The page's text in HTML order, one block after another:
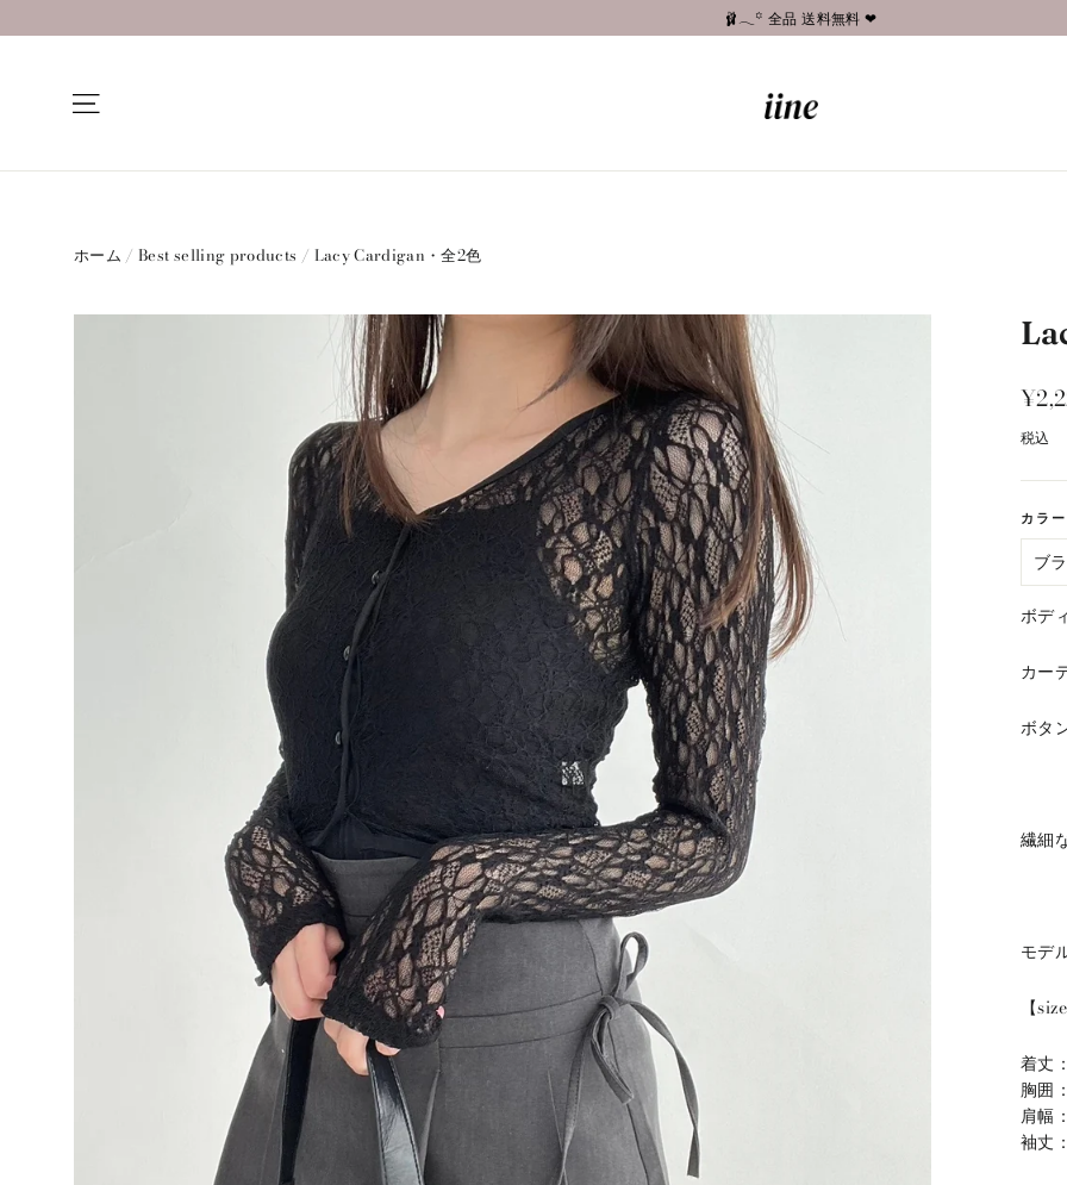
ン
進
🩰𓂃꙳ 全品 送料無料 ❤︎
ホーム / Best selling products / Lacy Cardigan・全2色
通
価
税込
カラー
ボデ
カー
ボタ
繊細
モデ
【
着丈
胸囲
肩幅
袖丈